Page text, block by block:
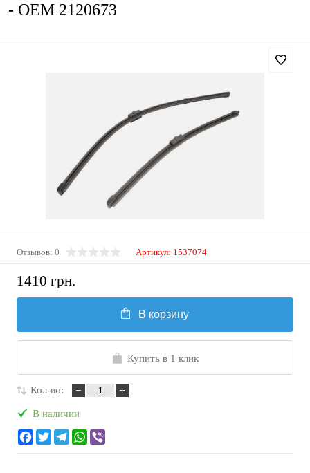
- OEM 2120673
Отзывов: 0 Артикул: 1537074
1410 грн.
В корзину
Купить в 1 клик
Кол-во:
В наличии